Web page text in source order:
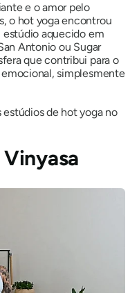
e o amor pelo
o hot yoga encontrou
aquecido em
Antonio ou Sugar
que contribui para o
simplesmente
estúdios de hot yoga no